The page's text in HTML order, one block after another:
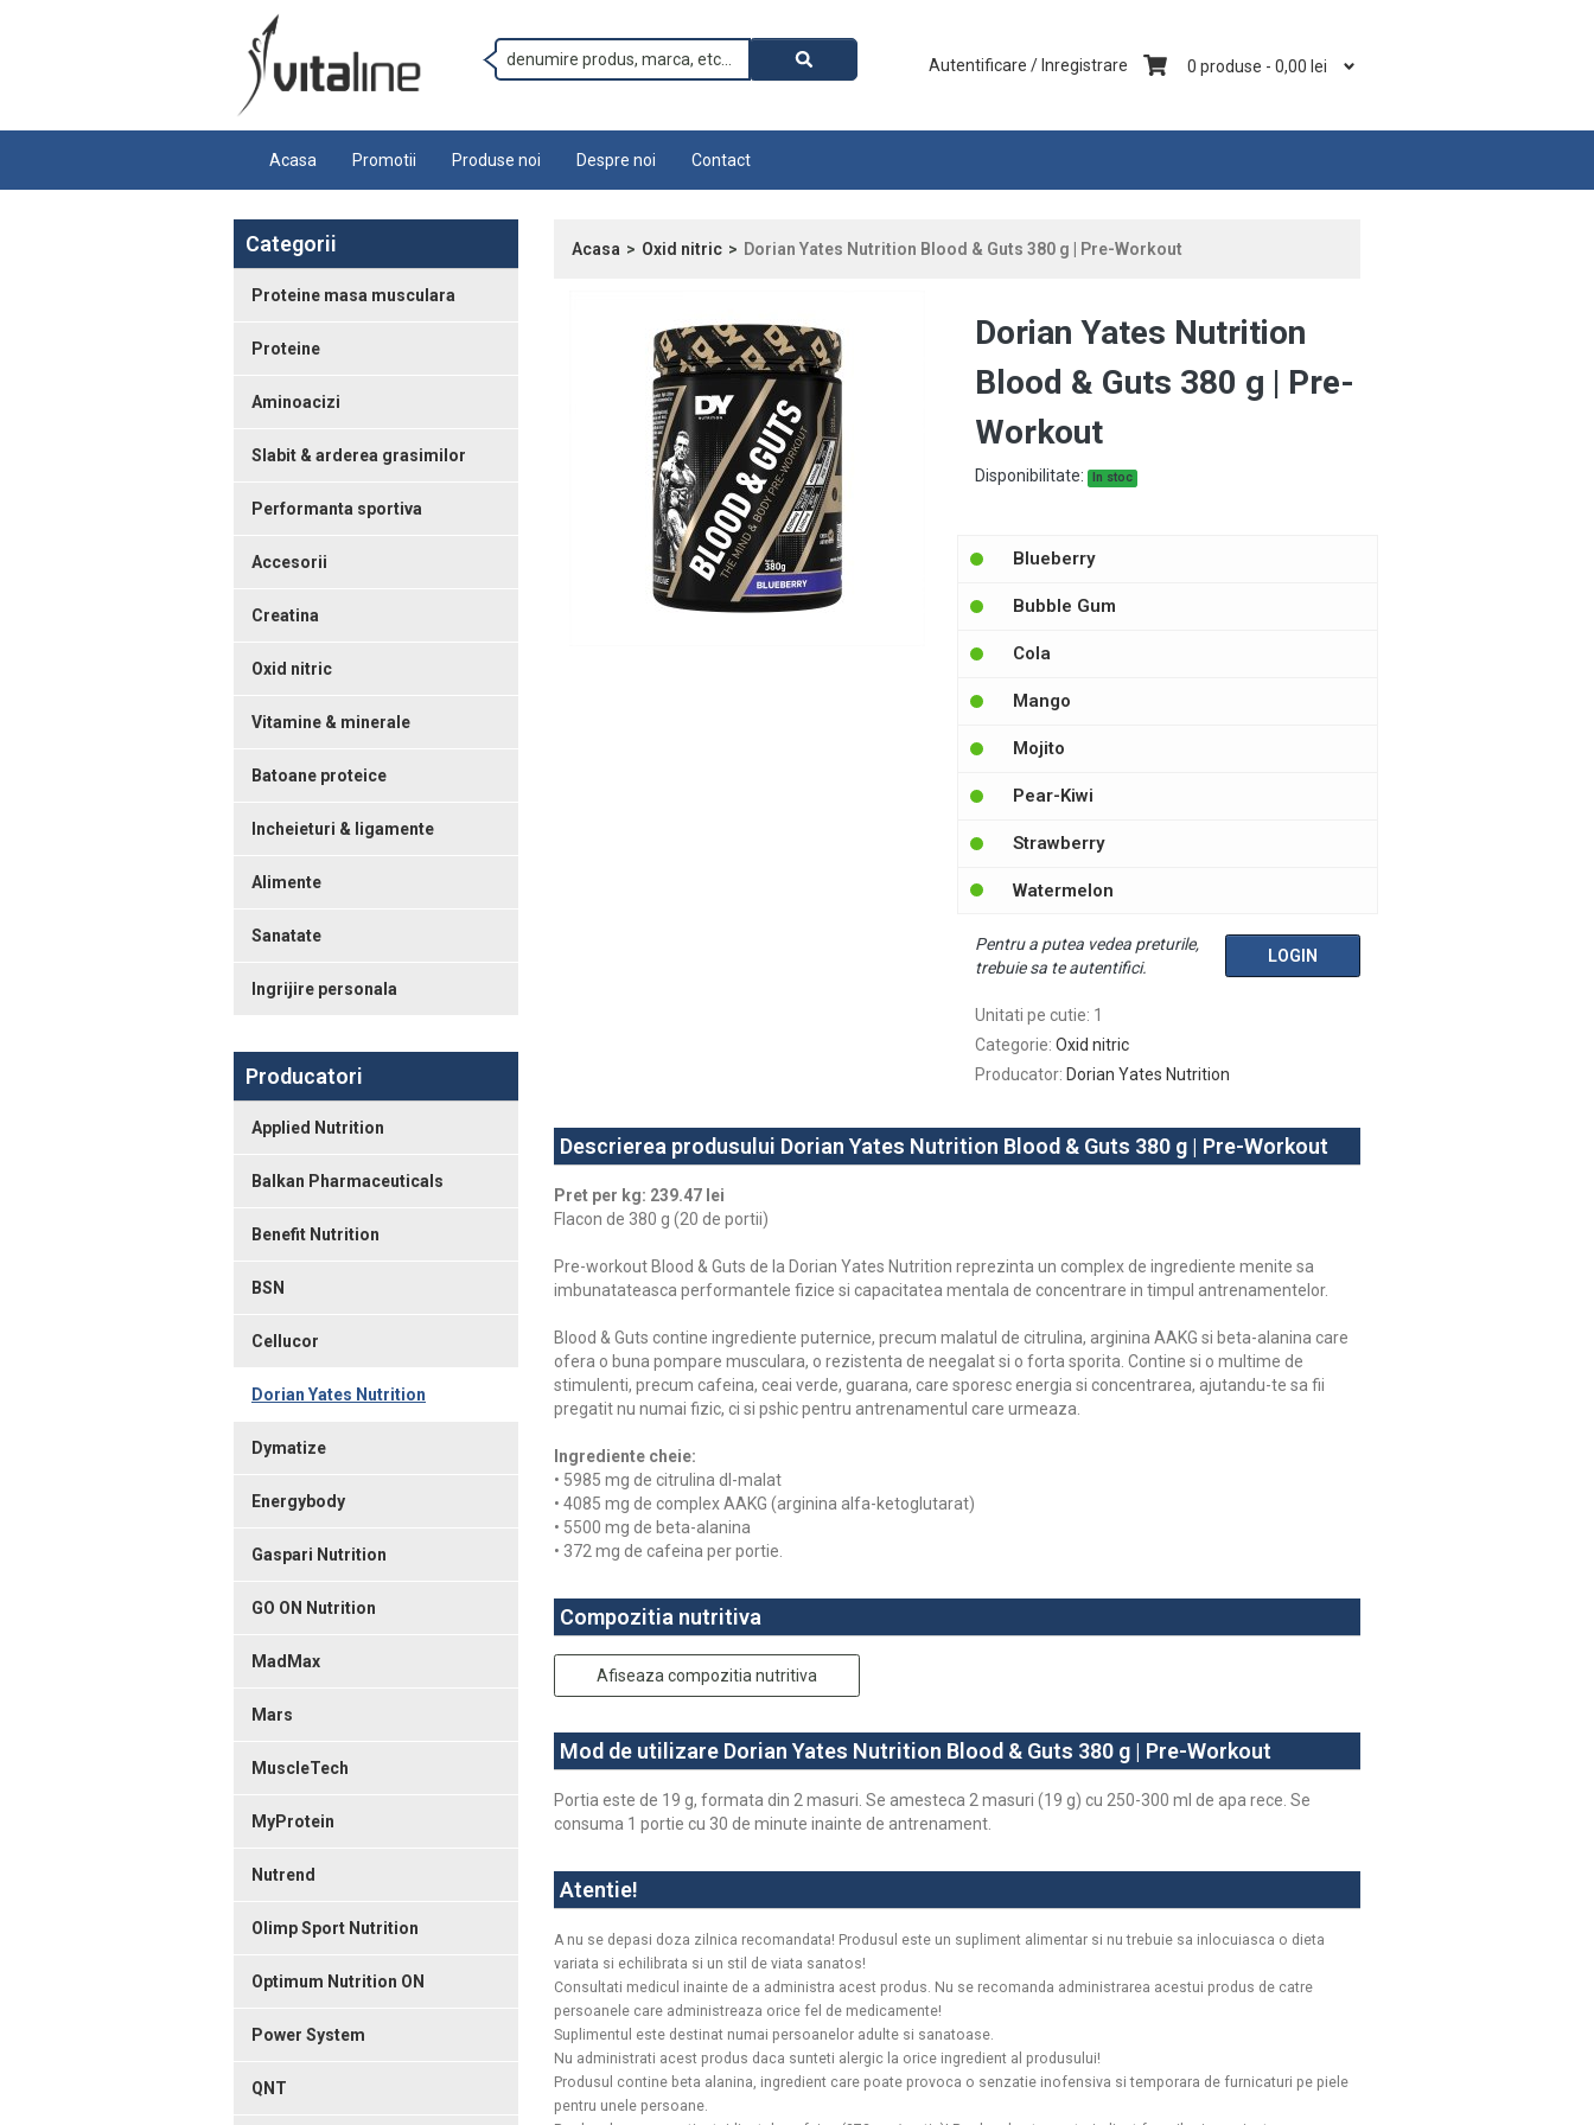
Autentificare / Inregistrare 0 produse - 0,00 lei
Acasa Promotii Produse noi Despre noi Contact
Categorii
Proteine masa musculara
Proteine
Aminoacizi
Slabit & arderea grasimilor
Performanta sportiva
Accesorii
Creatina
Oxid nitric
Vitamine & minerale
Batoane proteice
Incheieturi & ligamente
Alimente
Sanatate
Ingrijire personala
Producatori
Applied Nutrition
Balkan Pharmaceuticals
Benefit Nutrition
BSN
Cellucor
Dorian Yates Nutrition
Dymatize
Energybody
Gaspari Nutrition
GO ON Nutrition
MadMax
Mars
MuscleTech
MyProtein
Nutrend
Olimp Sport Nutrition
Optimum Nutrition ON
Power System
QNT
Acasa Oxid nitric Dorian Yates Nutrition Blood & Guts 380 g | Pre-Workout
Dorian Yates Nutrition
Blood & Guts 380 g | Pre-
Workout
Disponibilitate: In stoc
Blueberry
Bubble Gum
Cola
Mango
Mojito
Pear-Kiwi
Strawberry
Watermelon
Pentru a putea vedea preturile,
trebuie sa te autentifici.
LOGIN
Unitati pe cutie: 1
Categorie: Oxid nitric
Producator: Dorian Yates Nutrition
Descrierea produsului Dorian Yates Nutrition Blood & Guts 380 g | Pre-Workout
Pret per kg: 239.47 lei
Flacon de 380 g (20 de portii)
Pre-workout Blood & Guts de la Dorian Yates Nutrition reprezinta un complex de ingrediente menite sa
imbunatateasca performantele fizice si capacitatea mentala de concentrare in timpul antrenamentelor.
Blood & Guts contine ingrediente puternice, precum malatul de citrulina, arginina AAKG si beta-alanina care
ofera o buna pompare musculara, o rezistenta de neegalat si o forta sporita. Contine si o multime de
stimulenti, precum cafeina, ceai verde, guarana, care sporesc energia si concentrarea, ajutandu-te sa fii
pregatit nu numai fizic, ci si pshic pentru antrenamentul care urmeaza.
Ingrediente cheie:
• 5985 mg de citrulina dl-malat
• 4085 mg de complex AAKG (arginina alfa-ketoglutarat)
• 5500 mg de beta-alanina
• 372 mg de cafeina per portie.
Compozitia nutritiva
Afiseaza compozitia nutritiva
Mod de utilizare Dorian Yates Nutrition Blood & Guts 380 g | Pre-Workout
Portia este de 19 g, formata din 2 masuri. Se amesteca 2 masuri (19 g) cu 250-300 ml de apa rece. Se
consuma 1 portie cu 30 de minute inainte de antrenament.
Atentie!
A nu se depasi doza zilnica recomandata! Produsul este un supliment alimentar si nu trebuie sa inlocuiasca o dieta
variata si echilibrata si un stil de viata sanatos!
Consultati medicul inainte de a administra acest produs. Nu se recomanda administrarea acestui produs de catre
persoanele care administreaza orice fel de medicamente!
Suplimentul este destinat numai persoanelor adulte si sanatoase.
Nu administrati acest produs daca sunteti alergic la orice ingredient al produsului!
Produsul contine beta alanina, ingredient care poate provoca o senzatie inofensiva si temporara de furnicaturi pe piele
pentru unele persoane.